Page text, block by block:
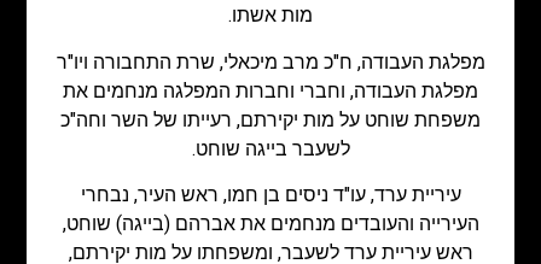
מות אשתו.
מפלגת העבודה, ח"כ מרב מיכאלי, שרת התחבורה ויו"ר
מפלגת העבודה, וחברי וחברות המפלגה מנחמים את
משפחת שוחט על מות יקירתם, רעייתו של השר וחה"כ
לשעבר בייגה שוחט.
עיריית ערד, עו"ד ניסים בן חמו, ראש העיר, נבחרי
העירייה והעובדים מנחמים את אברהם (בייגה) שוחט,
ראש עיריית ערד לשעבר, ומשפחתו על מות יקירתם,